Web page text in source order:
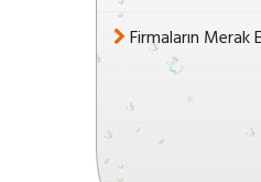
Firmaların Merak